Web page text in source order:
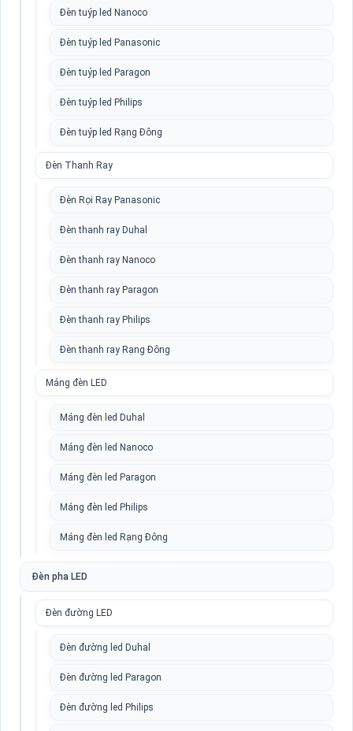
Đèn tuýp led Nanoco
Đèn tuýp led Panasonic
Đèn tuýp led Paragon
Đèn tuýp led Philips
Đèn tuýp led Rạng Đông
Đèn Thanh Ray
Đèn Rọi Ray Panasonic
Đèn thanh ray Duhal
Đèn thanh ray Nanoco
Đèn thanh ray Paragon
Đèn thanh ray Philips
Đèn thanh ray Rạng Đông
Máng đèn LED
Máng đèn led Duhal
Máng đèn led Nanoco
Máng đèn led Paragon
Máng đèn led Philips
Máng đèn led Rạng Đông
Đèn pha LED
Đèn đường LED
Đèn đường led Duhal
Đèn đường led Paragon
Đèn đường led Philips